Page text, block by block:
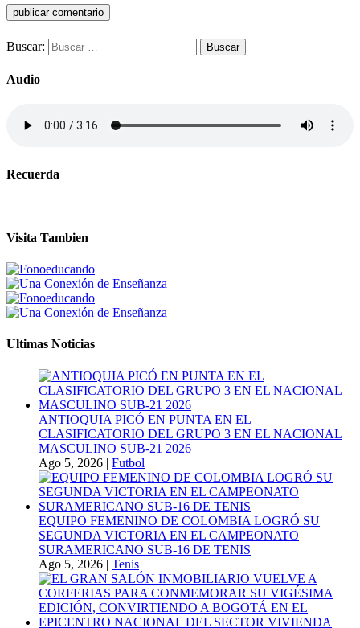
Buscar:
Audio
Recuerda
Visita Tambien
Ultimas Noticias
ANTIOQUIA PICÓ EN PUNTA EN EL
CLASIFICATORIO DEL GRUPO 3 EN EL NACIONAL
MASCULINO SUB-21 2026
Ago 5, 2026 | Futbol
EQUIPO FEMENINO DE COLOMBIA LOGRÓ SU
SEGUNDA VICTORIA EN EL CAMPEONATO
SURAMERICANO SUB-16 DE TENIS
Ago 5, 2026 | Tenis